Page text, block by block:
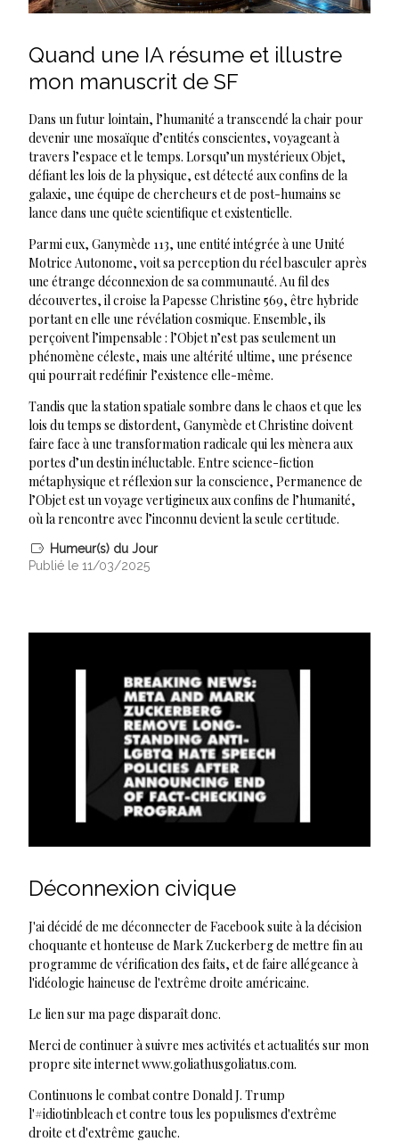
Quand une IA résume et illustre
mon manuscrit de SF
Dans un futur lointain, l’humanité a transcendé la chair pour
devenir une mosaïque d’entités conscientes, voyageant à
travers l’espace et le temps. Lorsqu’un mystérieux Objet,
défiant les lois de la physique, est détecté aux confins de la
galaxie, une équipe de chercheurs et de post-humains se
lance dans une quête scientifique et existentielle.
Parmi eux, Ganymède 113, une entité intégrée à une Unité
Motrice Autonome, voit sa perception du réel basculer après
une étrange déconnexion de sa communauté. Au fil des
découvertes, il croise la Papesse Christine 569, être hybride
portant en elle une révélation cosmique. Ensemble, ils
perçoivent l’impensable : l’Objet n’est pas seulement un
phénomène céleste, mais une altérité ultime, une présence
qui pourrait redéfinir l’existence elle-même.
Tandis que la station spatiale sombre dans le chaos et que les
lois du temps se distordent, Ganymède et Christine doivent
faire face à une transformation radicale qui les mènera aux
portes d’un destin inéluctable. Entre science-fiction
métaphysique et réflexion sur la conscience, Permanence de
l’Objet est un voyage vertigineux aux confins de l’humanité,
où la rencontre avec l’inconnu devient la seule certitude.
Humeur(s) du Jour
Publié le 11/03/2025
Déconnexion civique
J'ai décidé de me déconnecter de Facebook suite à la décision
choquante et honteuse de Mark Zuckerberg de mettre fin au
programme de vérification des faits, et de faire allégeance à
l'idéologie haineuse de l'extrême droite américaine.
Le lien sur ma page disparaît donc.
Merci de continuer à suivre mes activités et actualités sur mon
propre site internet www.goliathusgoliatus.com.
Continuons le combat contre Donald J. Trump
l'#idiotinbleach et contre tous les populismes d'extrême
droite et d'extrême gauche.